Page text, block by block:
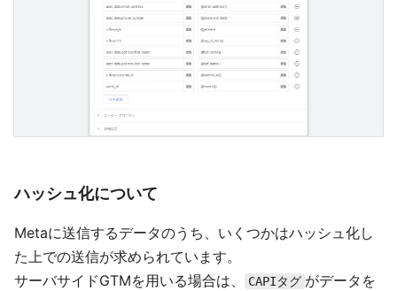
ハッシュ化について
Metaに送信するデータのうち、いくつかはハッシュ化し
た上での送信が求められています。
サーバサイドGTMを用いる場合は、
CAPIタグ がデータを